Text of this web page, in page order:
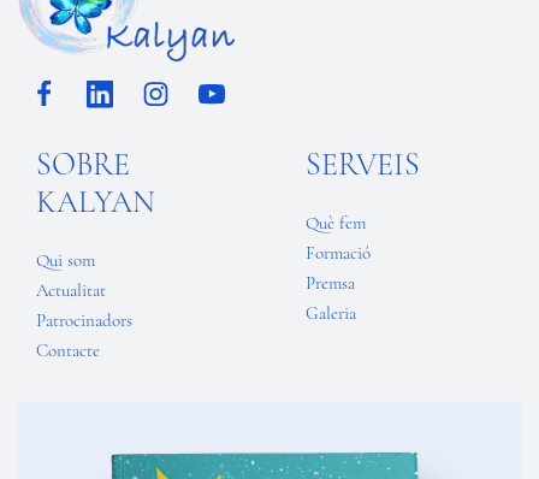
SOBRE
KALYAN
Qui som
Actualitat
Patrocinadors
Contacte
SERVEIS
Què fem
Formació
Premsa
Galeria